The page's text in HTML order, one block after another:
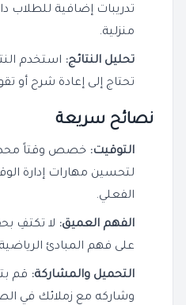
تدريبات إضافية للطلاب
منزلية.
تحليل النتائج: استخدم
تحتاج إلى إعادة شرح أو
نصائح سريعة
التوقيت: خصص وقتاً
لتحسين مهارات إدارة
الفعلي.
الفهم العميق: لا تكتفِ
على فهم المبادئ
التحميل والمشاركة: قم
وشاركه مع زملائك في